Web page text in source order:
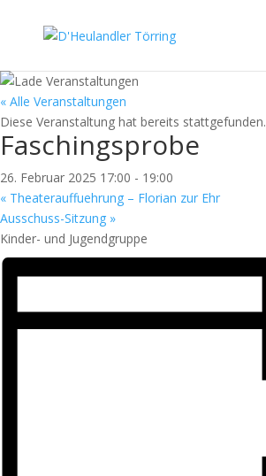
« Alle Veranstaltungen
Diese Veranstaltung hat bereits stattgefunden.
Faschingsprobe
26. Februar 2025 17:00 - 19:00
« Theaterauffuehrung – Florian zur Ehr
Ausschuss-Sitzung »
Kinder- und Jugendgruppe